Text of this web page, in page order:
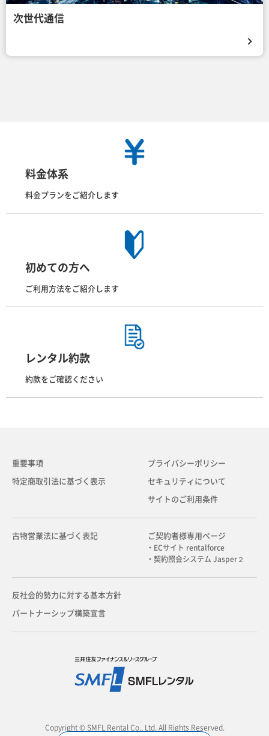
次世代通信
料金体系
料金プランをご紹介します
初めての方へ
ご利用方法をご紹介します
レンタル約款
約款をご確認ください
重要事項
特定商取引法に基づく表示
プライバシーポリシー
セキュリティについて
サイトのご利用条件
古物営業法に基づく表記 ご契約者様専用ページ
・ECサイト rentalforce
・契約照会システム Jasper２
反社会的勢力に対する基本方針
パートナーシップ構築宣言
Copyright © SMFL Rental Co., Ltd. All Rights Reserved.